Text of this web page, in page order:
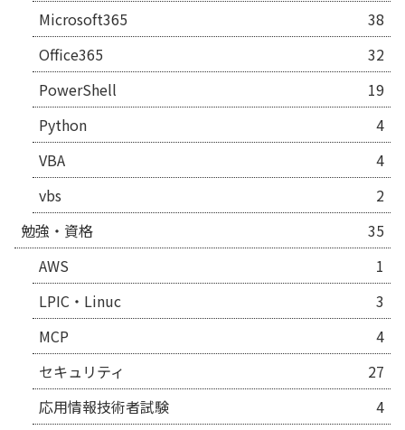
Microsoft365
38
Office365
32
PowerShell
19
Python
4
VBA
4
vbs
2
勉強・資格
35
AWS
1
LPIC・Linuc
3
MCP
4
セキュリティ
27
応用情報技術者試験
4